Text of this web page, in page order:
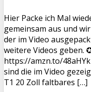
Hier Packe ich Mal
gemeinsam aus und
der im Video
weitere Videos geben.
https://amzn.to/
sind die im Video
T1 20 Zoll faltbares […]